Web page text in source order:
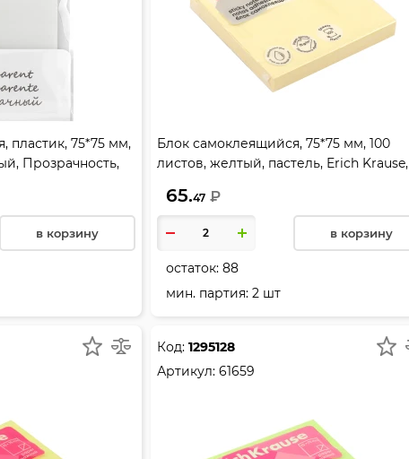
пластик, 75*75 мм,
Прозрачность,
в корзину
Блок самоклеящийся, 75*75 мм, 100
листов, желтый, пастель, Erich Krause,
65.47 ₽
в корзину
остаток: 88
мин. партия: 2 шт
Код: 1295128
Артикул: 61659